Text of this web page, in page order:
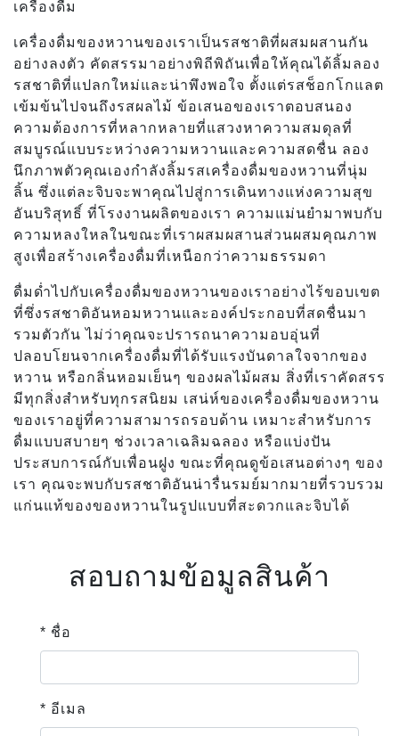
เครื่องดื่ม
เครื่องดื่มของหวานของเราเป็นรสชาติที่ผสมผสานกัน
อย่างลงตัว คัดสรรมาอย่างพิถีพิถันเพื่อให้คุณได้ลิ้มลอง
รสชาติที่แปลกใหม่และน่าพึงพอใจ ตั้งแต่รสช็อกโกแลต
เข้มข้นไปจนถึงรสผลไม้ ข้อเสนอของเราตอบสนอง
ความต้องการที่หลากหลายที่แสวงหาความสมดุลที่
สมบูรณ์แบบระหว่างความหวานและความสดชื่น ลอง
นึกภาพตัวคุณเองกำลังลิ้มรสเครื่องดื่มของหวานที่นุ่ม
ลิ้น ซึ่งแต่ละจิบจะพาคุณไปสู่การเดินทางแห่งความสุข
อันบริสุทธิ์ ที่โรงงานผลิตของเรา ความแม่นยำมาพบกับ
ความหลงใหลในขณะที่เราผสมผสานส่วนผสมคุณภาพ
สูงเพื่อสร้างเครื่องดื่มที่เหนือกว่าความธรรมดา
ดื่มด่ำไปกับเครื่องดื่มของหวานของเราอย่างไร้ขอบเขต
ที่ซึ่งรสชาติอันหอมหวานและองค์ประกอบที่สดชื่นมา
รวมตัวกัน ไม่ว่าคุณจะปรารถนาความอบอุ่นที่
ปลอบโยนจากเครื่องดื่มที่ได้รับแรงบันดาลใจจากของ
หวาน หรือกลิ่นหอมเย็นๆ ของผลไม้ผสม สิ่งที่เราคัดสรร
มีทุกสิ่งสำหรับทุกรสนิยม เสน่ห์ของเครื่องดื่มของหวาน
ของเราอยู่ที่ความสามารถรอบด้าน เหมาะสำหรับการ
ดื่มแบบสบายๆ ช่วงเวลาเฉลิมฉลอง หรือแบ่งปัน
ประสบการณ์กับเพื่อนฝูง ขณะที่คุณดูข้อเสนอต่างๆ ของ
เรา คุณจะพบกับรสชาติอันน่ารื่นรมย์มากมายที่รวบรวม
แก่นแท้ของของหวานในรูปแบบที่สะดวกและจิบได้
สอบถามข้อมูลสินค้า
* ชื่อ
* อีเมล